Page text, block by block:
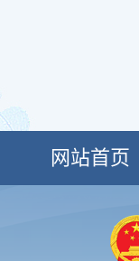
网站首页